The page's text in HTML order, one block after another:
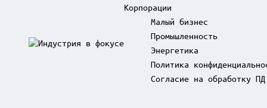
Корпорации
Малый бизнес
Промышленность
Энергетика
Политика
Согласие на обработку ПД